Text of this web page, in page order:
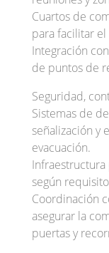
Cuartos de
para facilitar
Integración
de puntos de
Seguridad,
Sistemas de
señalización y
evacuación.
Infraestructura
según
Coordinación
asegurar la
puertas y